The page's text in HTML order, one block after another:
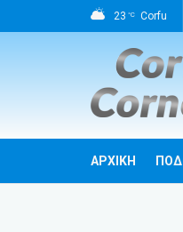
23 °C Corfu
ΑΡΧΙΚΗ